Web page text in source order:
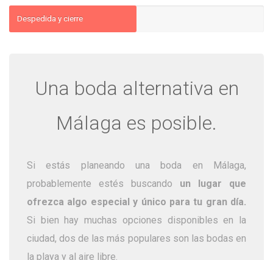
Despedida y cierre
Una boda alternativa en
Málaga es posible.
Si estás planeando una boda en Málaga,
probablemente estés buscando un lugar que
ofrezca algo especial y único para tu gran día.
Si bien hay muchas opciones disponibles en la
ciudad, dos de las más populares son las bodas en
la playa y al aire libre.